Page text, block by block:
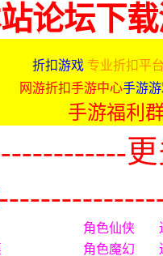
论坛下
折扣游戏 专业折扣平
网游折扣手游中心手游
手游福利
角色仙侠
角色魔幻